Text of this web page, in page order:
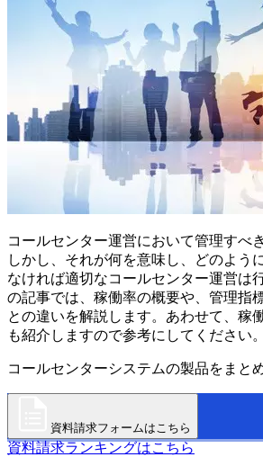
コールセンター運営において管理すべ
しかし、それが何を意味し、どのよう
なければ適切なコールセンター運営は
の記事では、稼働率の概要や、管理指
との違いを解説します。あわせて、稼
も紹介しますので参考にしてください。
コールセンターシステムの製品をまと
資料請求フォームはこちら
資料請求ランキングはこちら